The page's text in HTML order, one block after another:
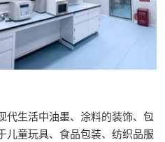
代生活中油墨、涂料的装饰、包
儿童玩具、食品包装、纺织品服